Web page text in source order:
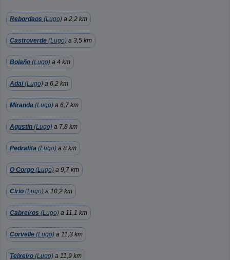
Rebordaos (Lugo) a 2,2 km
Castroverde (Lugo) a 3,5 km
Bolaño (Lugo) a 4 km
Adai(Lugo) a 6,2 km
Miranda (Lugo) a 6,7 km
Agustin (Lugo) a 7,8 km
Pedrafita (Lugo) a 8 km
O Corgo (Lugo) a 9,7 km
Cirio (Lugo) a 10,2 km
Cabreiros (Lugo) a 11,1 km
Corvelle (Lugo) a 11,3 km
Teixeiro (Lugo) a 11,9 km